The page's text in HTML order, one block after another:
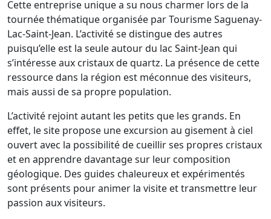
Cette entreprise unique a su nous charmer lors de la
tournée thématique organisée par Tourisme Saguenay-
Lac-Saint-Jean. L’activité se distingue des autres
puisqu’elle est la seule autour du lac Saint-Jean qui
s’intéresse aux cristaux de quartz. La présence de cette
ressource dans la région est méconnue des visiteurs,
mais aussi de sa propre population.
L’activité rejoint autant les petits que les grands. En
effet, le site propose une excursion au gisement à ciel
ouvert avec la possibilité de cueillir ses propres cristaux
et en apprendre davantage sur leur composition
géologique. Des guides chaleureux et expérimentés
sont présents pour animer la visite et transmettre leur
passion aux visiteurs.